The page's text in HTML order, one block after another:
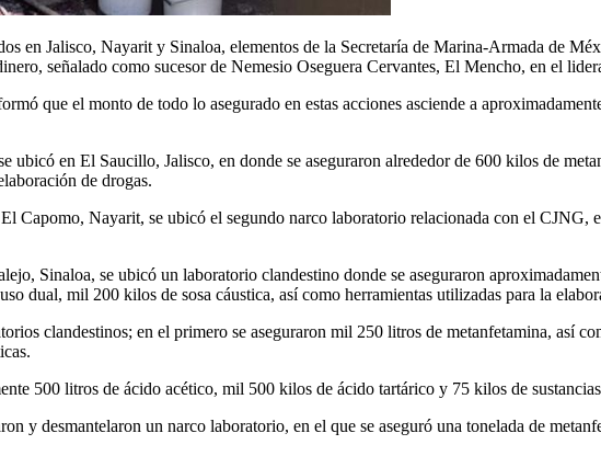
Jalisco, Nayarit y Sinaloa, elementos de la Secretaría de Marina-Armada de
señalado como sucesor de Nemesio Oseguera Cervantes, El Mencho, en el
que el monto de todo lo asegurado en estas acciones asciende a
ubicó en El Saucillo, Jalisco, en donde se aseguraron alrededor de 600 kilos de
de drogas.
Capomo, Nayarit, se ubicó el segundo narco laboratorio relacionada con el
Sinaloa, se ubicó un laboratorio clandestino donde se aseguraron
dual, mil 200 kilos de sosa cáustica, así como herramientas utilizadas para la
clandestinos; en el primero se aseguraron mil 250 litros de metanfetamina, así
500 litros de ácido acético, mil 500 kilos de ácido tartárico y 75 kilos de
y desmantelaron un narco laboratorio, en el que se aseguró una tonelada de